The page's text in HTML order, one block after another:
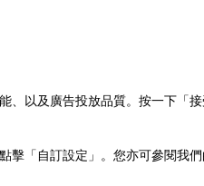
及/或任何其他由周生生
應用程式（由本集團經營的網站
]。我們
、以及廣告投放品質。按一下「
擊「自訂設定」。您亦可參閱我